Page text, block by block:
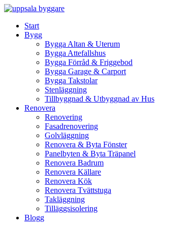
Skip
contentStart
Bygg
Bygga Altan & Uterum
Bygga Attefallshus
Bygga Förråd & Friggebod
Bygga Garage & Carport
Bygga Takstolar
Stenläggning
Tillbyggnad & Utbyggnad av Hus
Renovera
Renovering
Fasadrenovering
Golvläggning
Renovera & Byta Fönster
Panelbyten & Byta Träpanel
Renovera Badrum
Renovera Källare
Renovera Kök
Renovera Tvättstuga
Takläggning
Tilläggsisolering
Blogg